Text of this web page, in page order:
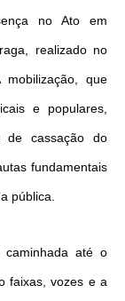
no Ato em
realizado no
que
e populares,
de cassação do
fundamentais
pública.
caminhada até o
faixas, vozes e a